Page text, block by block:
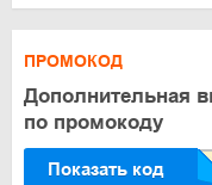
ПРОМОКОД
Дополнительная
по промокоду
Показать код